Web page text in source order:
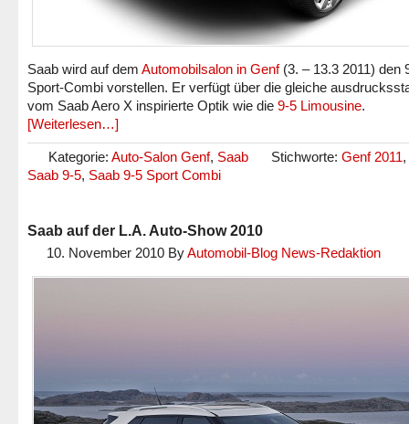
Saab wird auf dem Automobilsalon in Genf(3. – 13.3 2011) den
Sport-Combi vorstellen. Er verfügt über die gleiche
vom Saab Aero X inspirierte Optik wie die 9-5 Limousine.
[Weiterlesen…]
Kategorie: Auto-Salon Genf, Saab Stichworte: Genf 2011,
Saab 9-5, Saab 9-5 Sport Combi
Saab auf der L.A. Auto-Show 2010
10. November 2010 ByAutomobil-Blog News-Redaktion